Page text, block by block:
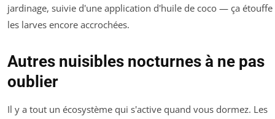
jardinage, suivie d'une application d'huile de coco — ça étouffe
les larves encore accrochées.
Autres nuisibles nocturnes à ne pas
oublier
Il y a tout un écosystème qui s'active quand vous dormez. Les